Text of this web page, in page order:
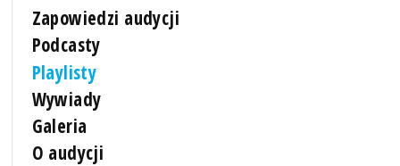
Zapowiedzi audycji
Podcasty
Playlisty
Wywiady
Galeria
O audycji